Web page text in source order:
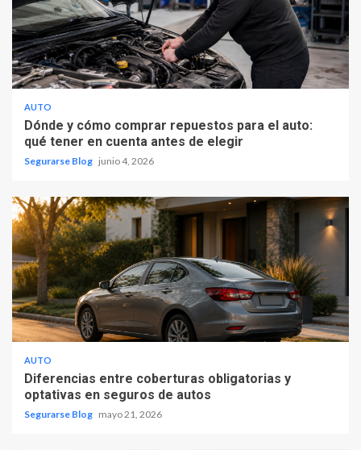
AUTO
Dónde y cómo comprar repuestos para el auto:
qué tener en cuenta antes de elegir
Segurarse Blog junio 4, 2026
AUTO
Diferencias entre coberturas obligatorias y
optativas en seguros de autos
Segurarse Blog mayo 21, 2026